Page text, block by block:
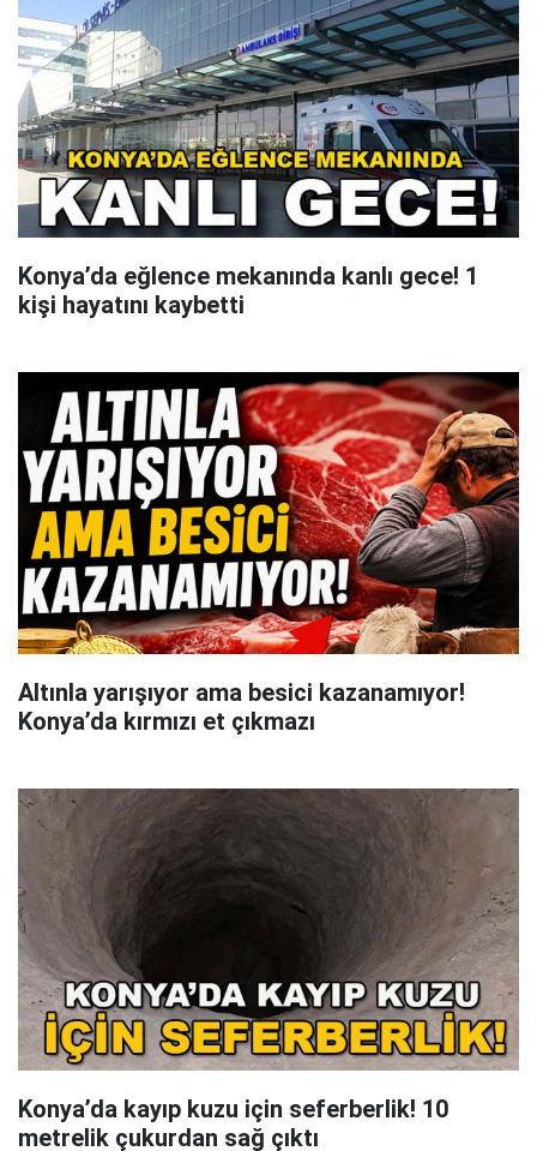
Konya’da eğlence mekanında kanlı gece! 1
kişi hayatını kaybetti
Altınla yarışıyor ama besici kazanamıyor!
Konya’da kırmızı et çıkmazı
Konya’da kayıp kuzu için seferberlik! 10
metrelik çukurdan sağ çıktı